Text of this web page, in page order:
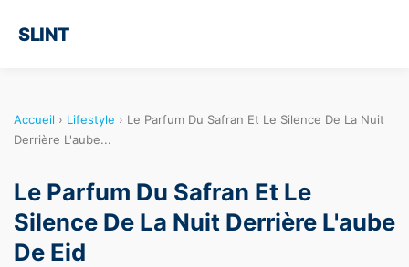
SLINT
Accueil › Lifestyle › Le Parfum Du Safran Et Le Silence De La Nuit
Derrière L'aube...
Le Parfum Du Safran Et Le
Silence De La Nuit Derrière L'aube
De Eid